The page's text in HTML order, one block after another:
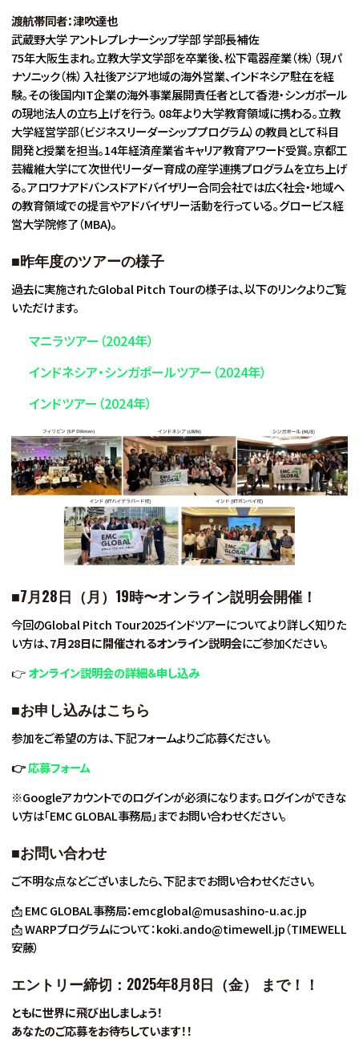
渡航帯同者：津吹達也
武蔵野大学 アントレプレナーシップ学部 学部長補佐
75年大阪生まれ。立教大学文学部を卒業後、松下電器産業（株）（現パ
ナソニック（株）入社後アジア地域の海外営業、インドネシア駐在を経
験。その後国内IT企業の海外事業展開責任者として香港・シンガポール
の現地法人の立ち上げを行う。 08年より大学教育領域に携わる。立教
大学経営学部（ビジネスリーダーシッププログラム）の教員として科目
開発と授業を担当。14年経済産業省キャリア教育アワード受賞。京都工
芸繊維大学にて次世代リーダー育成の産学連携プログラムを立ち上げ
る。アロワナアドバンスドアドバイザリー合同会社では広く社会・地域へ
の教育領域での提言やアドバイザリー活動を行っている。グロービス経
営大学院修了（MBA)。
■昨年度のツアーの様子
過去に実施されたGlobal Pitch Tourの様子は、以下のリンクよりご覧
いただけます。
マニラツアー（2024年）
インドネシア・シンガポールツアー（2024年）
インドツアー（2024年）
■7月28日（月）19時〜オンライン説明会開催！
今回のGlobal Pitch Tour2025インドツアーについてより詳しく知りた
い方は、7月28日に開催されるオンライン説明会にご参加ください。
👉オンライン説明会の詳細＆申し込み
■お申し込みはこちら
参加をご希望の方は、下記フォームよりご応募ください。
👉応募フォーム
※Googleアカウントでのログインが必須になります。ログインができな
い方は「EMC GLOBAL事務局」までお問い合わせください。
■お問い合わせ
ご不明な点などございましたら、下記までお問い合わせください。
📩 EMC GLOBAL事務局：emcglobal@musashino-u.ac.jp
📩 WARPプログラムについて：koki.ando@timewell.jp（TIMEWELL
安藤）
エントリー締切：2025年8月8日（金） まで！！
ともに世界に飛び出しましょう！
あなたのご応募をお待ちしています！！